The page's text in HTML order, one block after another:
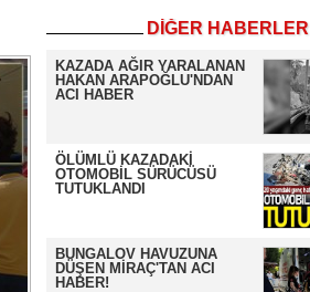
DİĞER HABERLER
KAZADA AĞIR YARALANAN
HAKAN ARAPOĞLU'NDAN
ACI HABER
ÖLÜMLÜ KAZADAKİ
OTOMOBİL SÜRÜCÜSÜ
TUTUKLANDI
BUNGALOV HAVUZUNA
DÜŞEN MİRAÇ'TAN ACI
HABER!